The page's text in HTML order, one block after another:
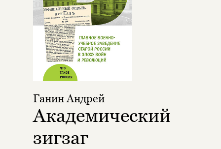
Ганин Андрей
Академический
зигзаг